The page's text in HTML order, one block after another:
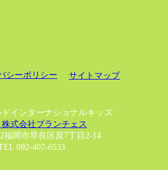
シーポリシー サイトマップ
ドインターナショナルキッズ
式会社ブランチェス
福岡市早良区原7丁目2-14
092-407-6533